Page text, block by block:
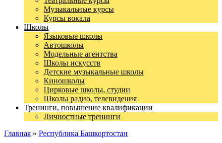
Музыкальные курсы
Курсы вокала
Школы
Языковые школы
Автошколы
Модельные агентства
Школы искусств
Детские музыкальные школы
Киношколы
Цирковые школы, студии
Школы радио, телевидения
Тренинги, повышение квалификации
Личностные тренинги
Главная » Республика Башкортостан